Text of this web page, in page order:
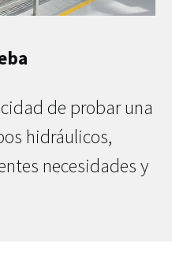
de probar una
hidráulicos,
necesidades y